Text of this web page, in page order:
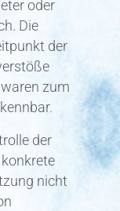
oder
Die
der
zum
der
nicht